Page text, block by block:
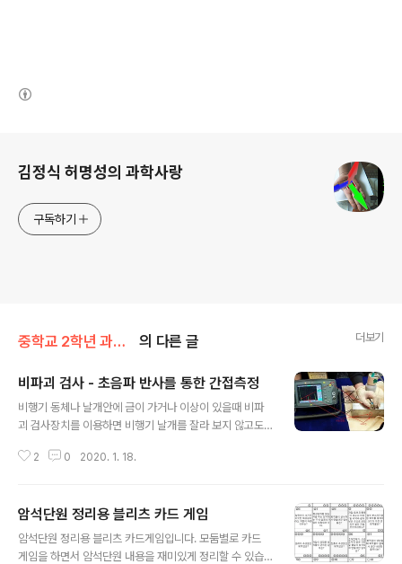
김정식 허명성의 과학사랑
구독하기
중학교 2학년 과학/2단원(지권의변화) 의 다른 글 더보기
비파괴 검사 - 초음파 반사를 통한 간접측정
비행기 동체나 날개안에 금이 가거나 이상이 있을때 비파
괴 검사장치를 이용하면 비행기 날개를 잘라 보지 않고도
육박람회에 갔는데 항공대에서 비파괴 검사 장치를 시연하
명했는데 나중에 직접 보여줘야 겠다. 내가 접한 장치는 초
음파 비파괴 검사장치이다. 초음파 금속내부로 발사해서
결함부분에서 반사되어 오는 파를 측정해서 결함이 있는
2 0 2020. 1. 18.
암석단원 정리용 블리츠 카드 게임
암석단원 정리용 블리츠 카드게임입니다. 모둠별로 카드
게임을 하면서 암석단원 내용을 재미있게 정리할 수 있습